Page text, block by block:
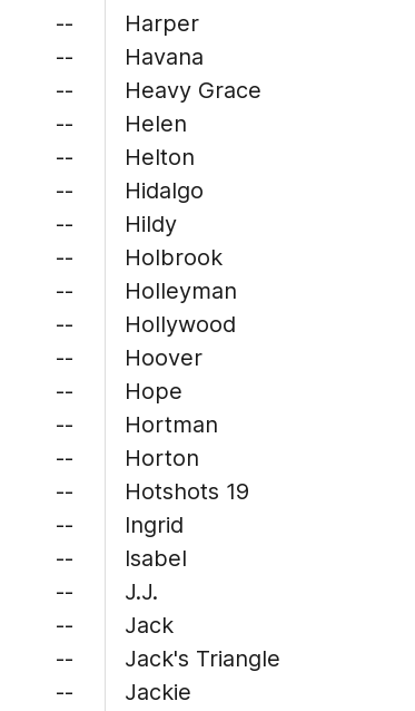
--
--
--
--
--
--
--
--
--
--
--
--
--
--
--
--
--
--
--
--
--
Harper
Havana
Heavy Grace
Helen
Helton
Hidalgo
Hildy
Holbrook
Holleyman
Hollywood
Hoover
Hope
Hortman
Horton
Hotshots 19
Ingrid
Isabel
J.J.
Jack
Jack's Triangle
Jackie